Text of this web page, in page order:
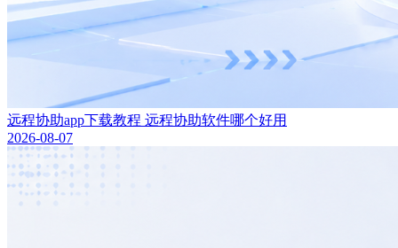
远程协助app下载教程 远程协助软件哪个好用
2026-08-07